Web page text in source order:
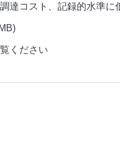
達コスト、記録的水準に
ください